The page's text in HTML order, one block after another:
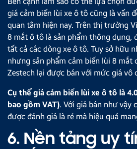
giá cảm biến lùi xe ô tô cũng là vấn
quan tâm hiện nay. Trên thị trường
8 mắt ô tô là sản phẩm thông dụng,
tất cả các dòng xe ô tô. Tuy sở hữu
nhưng sản phẩm cảm biến lùi 8 mắt
Zestech lại được bán với mức giá vô
Cụ thể giá cảm biến lùi xe ô tô là
bao gồm VAT). Với giá bán như vậy
được đánh giá là rẻ mà hiệu quả
6. Nền tảng uy